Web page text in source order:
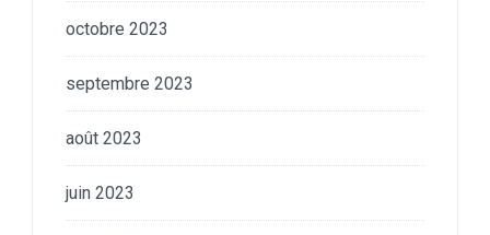
octobre 2023
septembre 2023
août 2023
juin 2023